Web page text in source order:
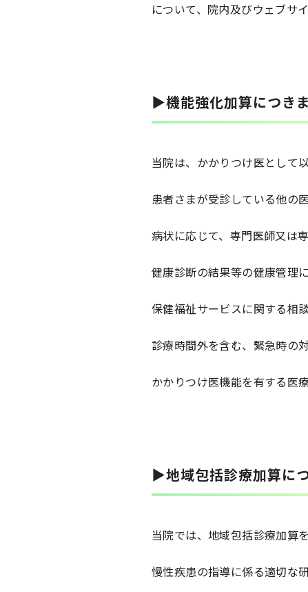
について、院内及びウェブサ
▶機能強化加算につき
当院は、かかりつけ医として
患者さまが受診している他の
病状に応じて、専門医師又は
健康診断の結果等の健康管理
保健福祉サービスに関する相
診療時間外を含む、緊急時の
かかりつけ医機能を有する医
▶地域包括診療加算に
当院では、地域包括診療加算
慢性疾患の指導に係る適切な